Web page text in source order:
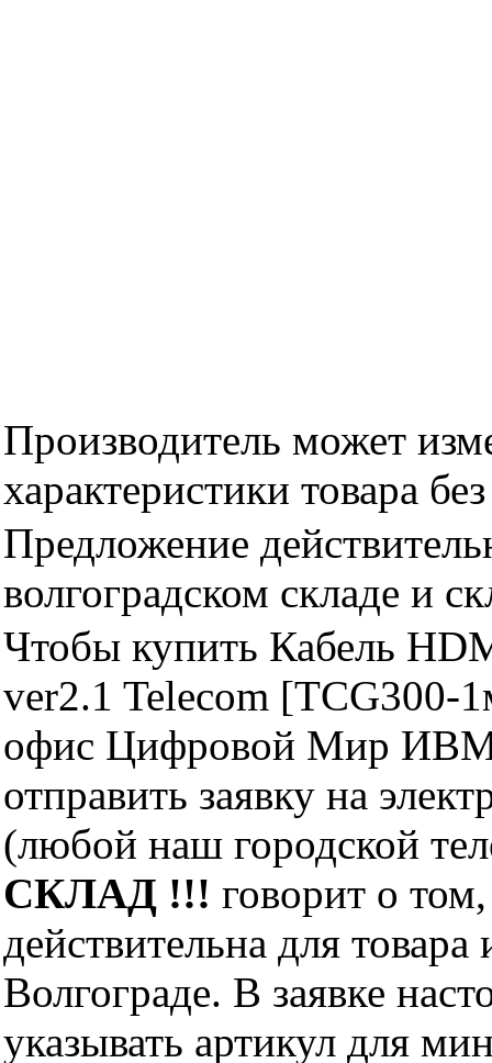
Производитель может
характеристики товара
Предложение
волгоградском складе и
Чтобы купить Кабель
ver2.1 Telecom [TCG300-
офис Цифровой Мир ИВМ
отправить заявку на
(любой наш городской
СКЛАД !!! говорит о
действительна для
Волгограде. В заявке
указывать артикул для